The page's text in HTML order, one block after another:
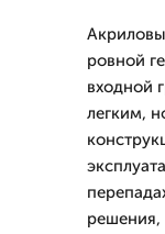
ровной
входной
легким,
решения,